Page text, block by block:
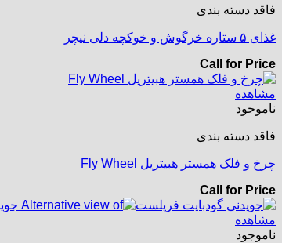
فاقد دسته بندی
غذای ۵ ستاره خرگوش و خوکچه دلی نیچر
Call for Price
مشاهده
ناموجود
فاقد دسته بندی
چرخ و فلک همستر هبیتریل Fly Wheel
Call for Price
مشاهده
ناموجود